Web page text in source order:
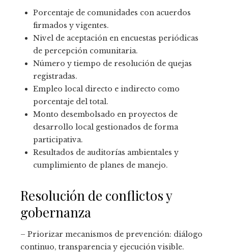
Porcentaje de comunidades con acuerdos
firmados y vigentes.
Nivel de aceptación en encuestas periódicas
de percepción comunitaria.
Número y tiempo de resolución de quejas
registradas.
Empleo local directo e indirecto como
porcentaje del total.
Monto desembolsado en proyectos de
desarrollo local gestionados de forma
participativa.
Resultados de auditorías ambientales y
cumplimiento de planes de manejo.
Resolución de conflictos y
gobernanza
– Priorizar mecanismos de prevención: diálogo
continuo, transparencia y ejecución visible.